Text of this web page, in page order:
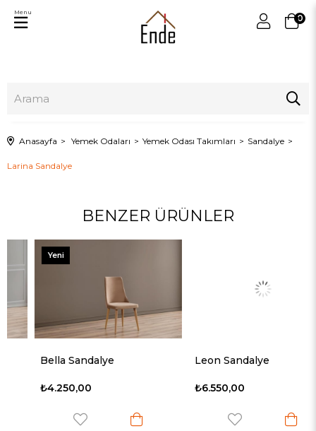
0
Menu
Anasayfa Yemek Odaları Yemek Odası Takımları Sandalye
Larina Sandalye
BENZER ÜRÜNLER
Bella Sandalye
₺4.250,00
Ürün
Leon Sandalye
₺6.550,00